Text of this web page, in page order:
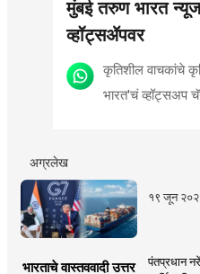
मुंबई तरुण भारत
व्हॉट्सॲपवर
कृतिशील वाचकांचे
भारत'चं व्हॉट्सअप
अग्रलेख
१९ जून
भारताचे वास्तववादी उत्तर
पंतप्रधान